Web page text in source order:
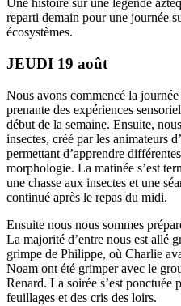
Une histoire sur une légende
reparti demain pour une journée
écosystèmes.
JEUDI 19 août
Nous avons commencé la
prenante des expériences
début de la semaine. Ensuite,
insectes, créé par les animateurs
permettant d’apprendre
morphologie. La matinée s’est
une chasse aux insectes et une
continué après le repas du midi.
Ensuite nous nous sommes
La majorité d’entre nous est allé
grimpe de Philippe, où Charlie
Noam ont été grimper avec le
Renard. La soirée s’est ponctuée
feuillages et des cris des loirs.